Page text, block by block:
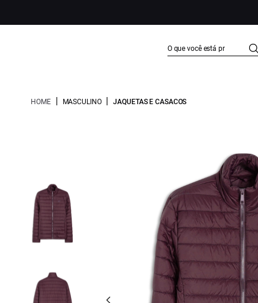
HOME | MASCULINO | JAQUETAS E CASACOS